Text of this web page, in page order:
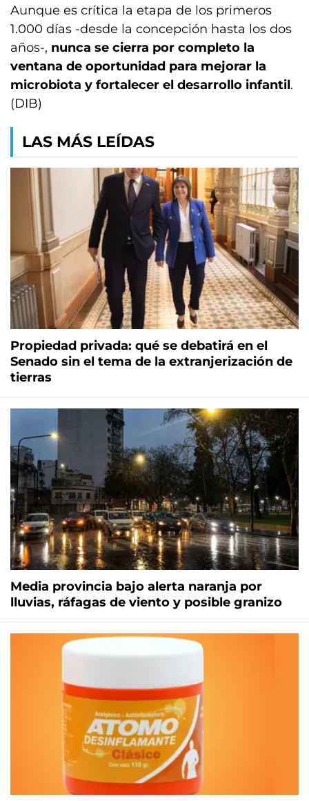
Aunque es crítica la etapa de los primeros
1.000 días -desde la concepción hasta los dos
años-, nunca se cierra por completo la
ventana de oportunidad para mejorar la
microbiota y fortalecer el desarrollo infantil.
(DIB)
LAS MÁS LEÍDAS
Propiedad privada: qué se debatirá en el
Senado sin el tema de la extranjerización de
tierras
Media provincia bajo alerta naranja por
lluvias, ráfagas de viento y posible granizo